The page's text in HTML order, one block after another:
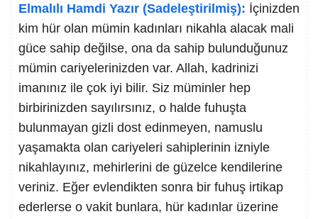
Elmalılı Hamdi Yazır (Sadeleştirilmiş): İçinizden
kim hür olan mümin kadınları nikahla alacak mali
güce sahip değilse, ona da sahip bulunduğunuz
mümin cariyelerinizden var. Allah, kadrinizi
imanınız ile çok iyi bilir. Siz müminler hep
birbirinizden sayılırsınız, o halde fuhuşta
bulunmayan gizli dost edinmeyen, namuslu
yaşamakta olan cariyeleri sahiplerinin izniyle
nikahlayınız, mehirlerini de güzelce kendilerine
veriniz. Eğer evlendikten sonra bir fuhuş irtikap
ederlerse o vakit bunlara, hür kadınlar üzerine